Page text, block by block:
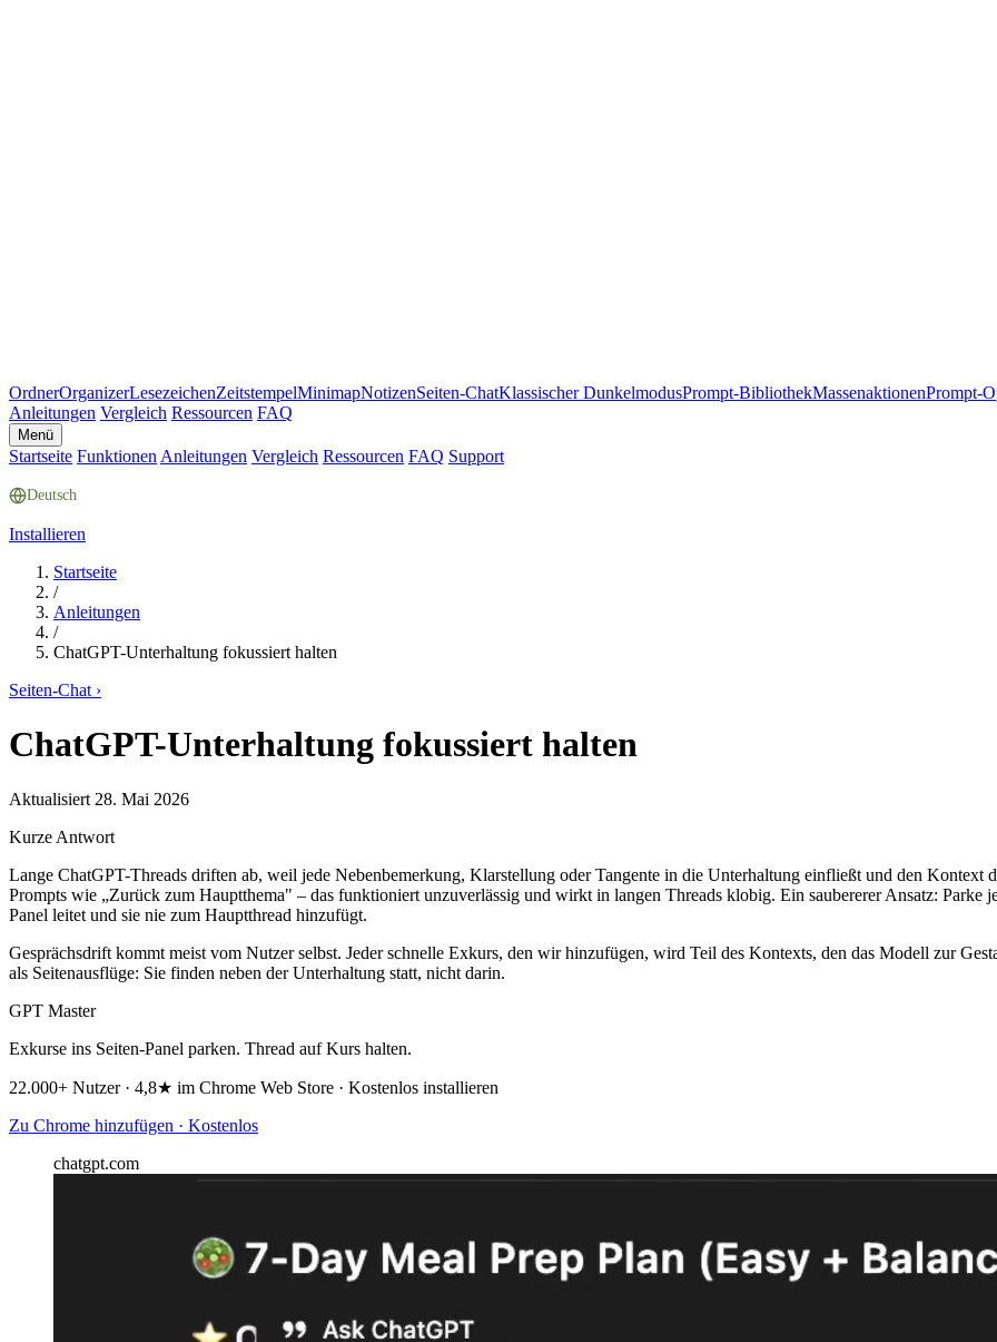
OrdnerOrganizerLesezeichenZeitstempelMinimapNotizenSeiten-ChatKlassischer DunkelmodusPrompt-BibliothekMassenaktionenPrompt-
Anleitungen Vergleich Ressourcen FAQ
Menü
Startseite Funktionen Anleitungen Vergleich Ressourcen FAQ Support
Deutsch
Installieren
Startseite
/
Anleitungen
/
ChatGPT-Unterhaltung fokussiert halten
Seiten-Chat ›
ChatGPT-Unterhaltung fokussiert halten
Aktualisiert 28. Mai 2026
Kurze Antwort
Lange ChatGPT-Threads driften ab, weil jede Nebenbemerkung, Klarstellung oder Tangente in die Unterhaltung einfließt und den Kontext
Prompts wie „Zurück zum Hauptthema" – das funktioniert unzuverlässig und wirkt in langen Threads klobig. Ein saubererer Ansatz: Parke
Panel leitet und sie nie zum Hauptthread hinzufügt.
Gesprächsdrift kommt meist vom Nutzer selbst. Jeder schnelle Exkurs, den wir hinzufügen, wird Teil des Kontexts, den das Modell zur
als Seitenausflüge: Sie finden neben der Unterhaltung statt, nicht darin.
GPT Master
Exkurse ins Seiten-Panel parken. Thread auf Kurs halten.
22.000+ Nutzer · 4,8★ im Chrome Web Store · Kostenlos installieren
Zu Chrome hinzufügen · Kostenlos
chatgpt.com